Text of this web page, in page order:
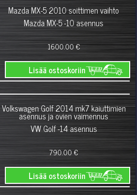
Mazda MX-5 2010 soittimen vaihto
Mazda MX-5 -10 asennus
1600.00 €
Lisää ostoskoriin
Volkswagen Golf 2014 mk7 kaiuttimien
asennus ja ovien vaimennus
VW Golf -14 asennus
790.00 €
Lisää ostoskoriin